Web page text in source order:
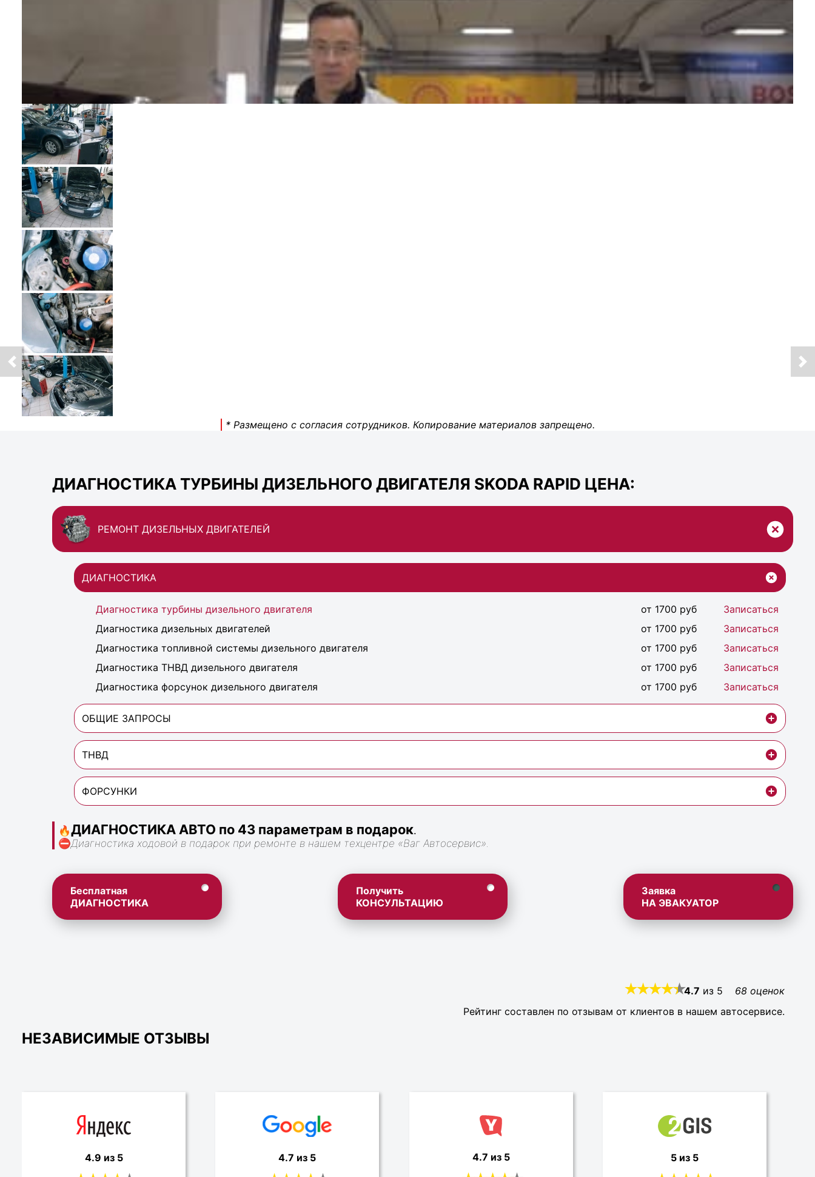
* Размещено с согласия сотрудников. Копирование материалов запрещено.
ДИАГНОСТИКА ТУРБИНЫ ДИЗЕЛЬНОГО ДВИГАТЕЛЯ SKODA RAPID ЦЕНА:
РЕМОНТ ДИЗЕЛЬНЫХ ДВИГАТЕЛЕЙ
ДИАГНОСТИКА
Диагностика турбины дизельного двигателя от 1700 руб
Записаться
Диагностика дизельных двигателей
от 1700 руб
Записаться
Диагностика топливной системы дизельного двигателя
от 1700 руб
Записаться
Диагностика ТНВД дизельного двигателя
от 1700 руб
Записаться
Диагностика форсунок дизельного двигателя
от 1700 руб Записаться
ОБЩИЕ ЗАПРОСЫ
ТНВД
ФОРСУНКИ
🔥ДИАГНОСТИКА АВТО по 43 параметрам в подарок.
⛔Диагностика ходовой в подарок при ремонте в нашем техцентре «Ваг Автосервис».
Бесплатная
ДИАГНОСТИКА
Получить
КОНСУЛЬТАЦИЮ
Заявка
НА ЭВАКУАТОР
4.7 из 5 68 оценок
Рейтинг составлен по отзывам от клиентов в нашем автосервисе.
НЕЗАВИСИМЫЕ ОТЗЫВЫ
4.9 из 5 4.7 из 5 4.7 из 5 5 из 5